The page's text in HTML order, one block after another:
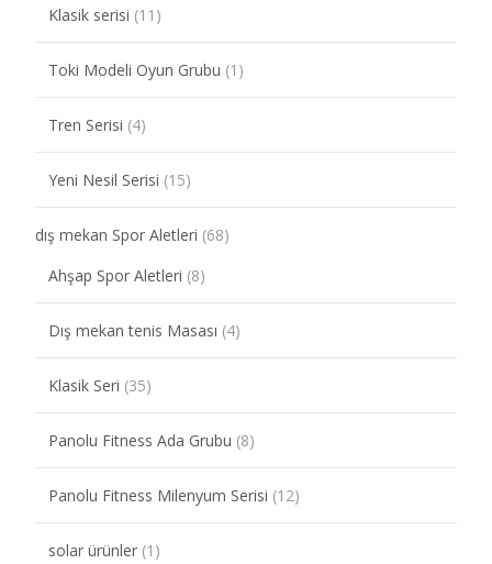
Klasik serisi (11)
Toki Modeli Oyun Grubu (1)
Tren Serisi (4)
Yeni Nesil Serisi (15)
dış mekan Spor Aletleri (68)
Ahşap Spor Aletleri (8)
Dış mekan tenis Masası (4)
Klasik Seri (35)
Panolu Fitness Ada Grubu (8)
Panolu Fitness Milenyum Serisi (12)
solar ürünler (1)